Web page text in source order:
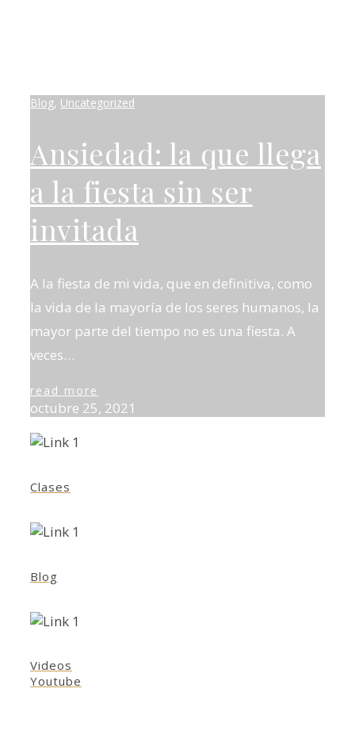
Blog, Uncategorized
Ansiedad: la que llega
a la fiesta sin ser
invitada
A la fiesta de mi vida, que en definitiva, como
la vida de la mayoría de los seres humanos, la
mayor parte del tiempo no es una fiesta. A
veces…
read more
octubre 25, 2021
Clases
Blog
Videos
Youtube